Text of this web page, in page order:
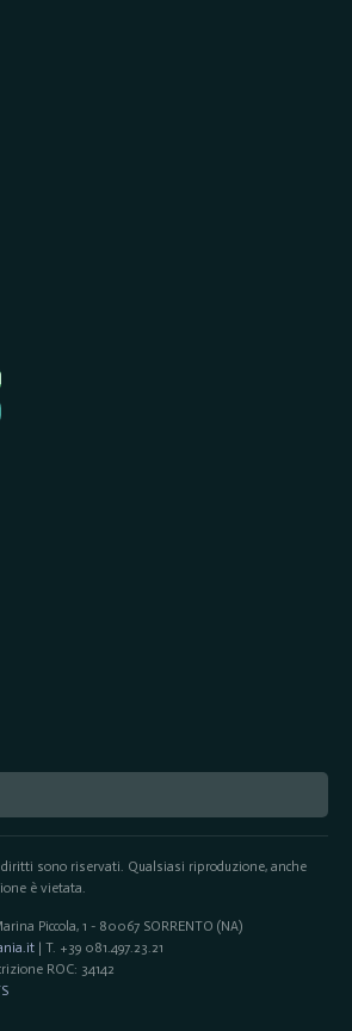
sono riservati. Qualsiasi riproduzione, anche
è vietata.
Piccola, 1 - 80067 SORRENTO (NA)
| T. +39 081.497.23.21
ROC: 34142